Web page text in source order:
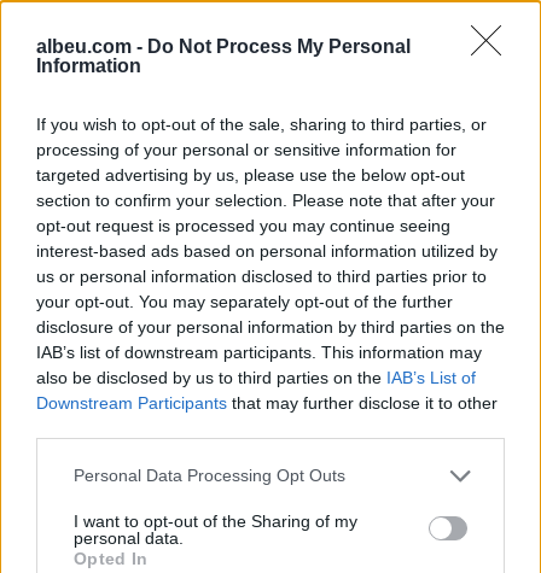
albeu.com - Do Not Process My Personal
Information
If you wish to opt-out of the sale, sharing to third parties, or
processing of your personal or sensitive information for
targeted advertising by us, please use the below opt-out
section to confirm your selection. Please note that after your
opt-out request is processed you may continue seeing
interest-based ads based on personal information utilized by
us or personal information disclosed to third parties prior to
your opt-out. You may separately opt-out of the further
disclosure of your personal information by third parties on the
IAB’s list of downstream participants. This information may
also be disclosed by us to third parties on the IAB’s List of
Downstream Participants that may further disclose it to other
Personal Data Processing Opt Outs
I want to opt-out of the Sharing of my
personal data.
Opted In
në Arabinë Saudite
gjerman, Kennet Eichhorn
ndërpret përkohësisht
Futbolli shqiptar humbet
Besnik Çotën, ish-
kapiteni dhe ish-trajneri i
Sopotit ndahet nga jeta
në moshën 56-vjeçare
Zyrtare, Fisnik Asllani
transferohet te RB Leipzig
për 30 milionë euro
VIDEO/ Ndërhyrja “horror”